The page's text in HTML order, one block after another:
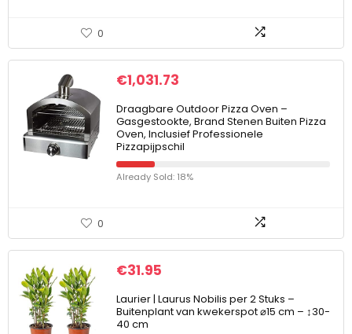
0
€1,031.73
Draagbare Outdoor Pizza Oven –
Gasgestookte, Brand Stenen Buiten Pizza
Oven, Inclusief Professionele
Pizzapijpschil
Already Sold: 18%
0
€31.95
Laurier | Laurus Nobilis per 2 Stuks –
Buitenplant van kwekerspot ⌀15 cm – ↕30-
40 cm